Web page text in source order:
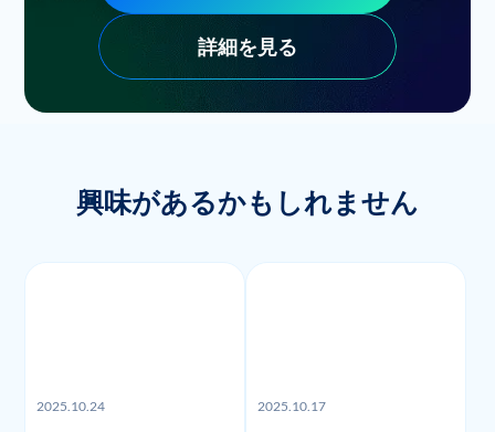
詳細を見る
興味があるかもしれません
2025.10.24 2025.10.17